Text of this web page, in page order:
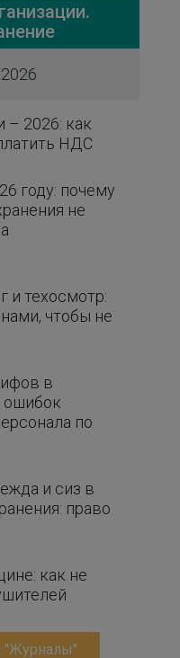
– 2026: как
НДС
году: почему
не
и техосмотр:
чтобы не
в
ошибок
по
и сиз в
право
как не
"Журналы"